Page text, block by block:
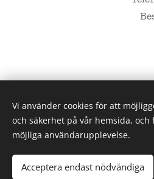
Lägg i
Trailerpartner
Vi använder cookies för att
och säkerhet på vår hemsida,
möjliga användarupplevelse.
Acceptera endast nödvändiga